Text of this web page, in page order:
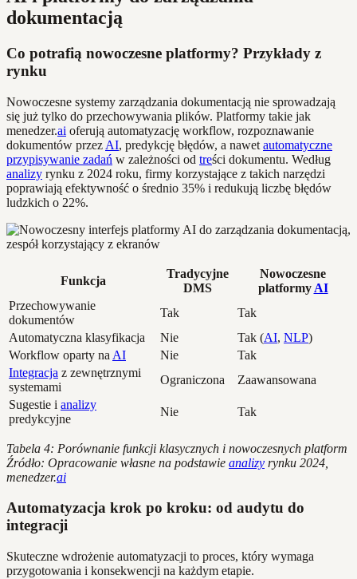
dokumentacją
Co potrafią nowoczesne platformy? Przykłady z
rynku
Nowoczesne systemy zarządzania dokumentacją nie sprowadzają
się już tylko do przechowywania plików. Platformy takie jak
menedzer.ai oferują automatyzację workflow, rozpoznawanie
dokumentów przez AI, predykcję błędów, a nawet automatyczne
przypisywanie zadań w zależności od treści dokumentu. Według
analizy rynku z 2024 roku, firmy korzystające z takich narzędzi
poprawiają efektywność o średnio 35% i redukują liczbę błędów
ludzkich o 22%.
Funkcja
Tradycyjne
DMS
Nowoczesne
platformy AI
Przechowywanie
dokumentów
Tak
Tak
Automatyczna klasyfikacja
Nie Tak (AI, NLP)
Workflow oparty na AI Nie
Tak
Integracja z zewnętrznymi
systemami
Ograniczona
Zaawansowana
Sugestie i analizy
predykcyjne
Nie Tak
Tabela 4: Porównanie funkcji klasycznych i nowoczesnych platform
Źródło: Opracowanie własne na podstawie analizy rynku 2024,
menedzer.ai
Automatyzacja krok po kroku: od audytu do
integracji
Skuteczne wdrożenie automatyzacji to proces, który wymaga
przygotowania i konsekwencji na każdym etapie.